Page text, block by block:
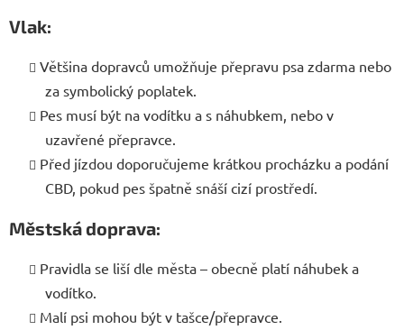
Vlak:
Většina dopravců umožňuje přepravu psa zdarma nebo
za symbolický poplatek.
Pes musí být na vodítku a s náhubkem, nebo v
uzavřené přepravce.
Před jízdou doporučujeme krátkou procházku a podání
CBD, pokud pes špatně snáší cizí prostředí.
Městská doprava:
Pravidla se liší dle města – obecně platí náhubek a
vodítko.
Malí psi mohou být v tašce/přepravce.